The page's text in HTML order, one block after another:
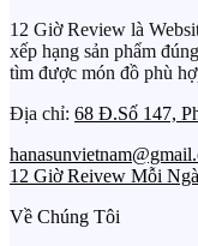
12 Giờ Review là
xếp hạng sản phẩm
tìm được món đồ phù
Địa chỉ: 68 Đ.Số 147,
12 Giờ Reivew Mỗi
Về Chúng Tôi